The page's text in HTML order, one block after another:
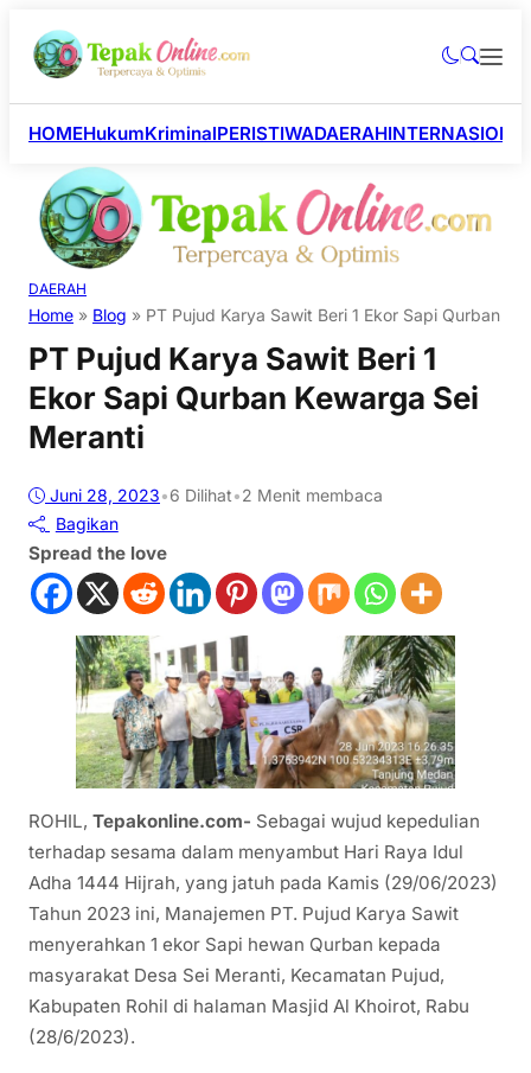
HOMEHukumKriminalPERISTIWADAERAH
DAERAH
Home » Blog » PT Pujud Karya Sawit Beri 1 Ekor Sapi Qurban
PT Pujud Karya Sawit Beri 1
Ekor Sapi Qurban Kewarga Sei
Meranti
Juni 28, 2023•6 Dilihat•2 Menit membaca
Bagikan
Spread the love
ROHIL, Tepakonline.com- Sebagai wujud kepedulian
terhadap sesama dalam menyambut Hari Raya Idul
Adha 1444 Hijrah, yang jatuh pada Kamis (29/06/2023)
Tahun 2023 ini, Manajemen PT. Pujud Karya Sawit
menyerahkan 1 ekor Sapi hewan Qurban kepada
masyarakat Desa Sei Meranti, Kecamatan Pujud,
Kabupaten Rohil di halaman Masjid Al Khoirot, Rabu
(28/6/2023).